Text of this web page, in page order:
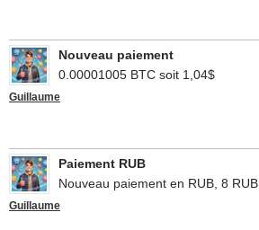
Guillaume
Nouveau paiement
0.00001005 BTC soit 1,04$
Guillaume
Paiement RUB
Nouveau paiement en RUB, 8 RUB